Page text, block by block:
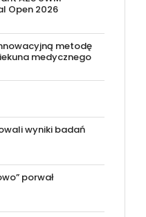
Open 2026
metodę
medycznego
wyniki badań
porwał